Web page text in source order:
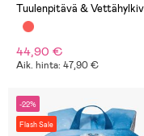
Tuulenpitävä &
Vaatesetti, Deep Depths
44,90 €
Aik. hinta: 47,90 €
-22%
Flash Sale